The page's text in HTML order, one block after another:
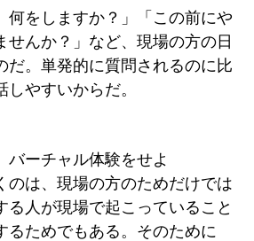
何をしますか？」「この前にや
せんか？」など、現場の方の日
だ。単発的に質問されるのに比
やすいからだ。
ーチャル体験をせよ
のは、現場の方のためだけでは
る人が現場で起こっていること
るためでもある。そのために